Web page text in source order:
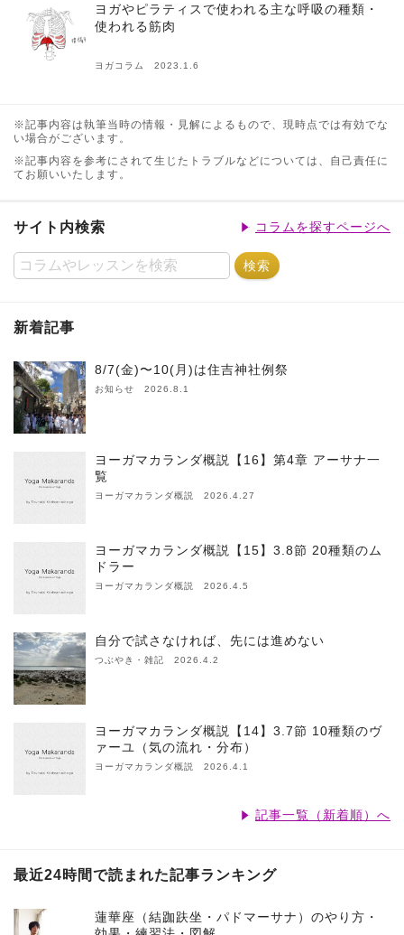
ヨガやピラティスで使われる主な呼吸の種類・
使われる筋肉
ヨガコラム 2023.1.6
※記事内容は執筆当時の情報・見解によるもので、現時点では有効でな
い場合がございます。
※記事内容を参考にされて生じたトラブルなどについては、自己責任に
てお願いいたします。
サイト内検索 コラムを探すページへ
新着記事
8/7(金)〜10(月)は住吉神社例祭
お知らせ 2026.8.1
ヨーガマカランダ概説【16】第4章 アーサナ一
覧
ヨーガマカランダ概説 2026.4.27
ヨーガマカランダ概説【15】3.8節 20種類のム
ドラー
ヨーガマカランダ概説 2026.4.5
自分で試さなければ、先には進めない
つぶやき・雑記 2026.4.2
ヨーガマカランダ概説【14】3.7節 10種類のヴ
ァーユ（気の流れ・分布）
ヨーガマカランダ概説 2026.4.1
記事一覧（新着順）へ
最近24時間で読まれた記事ランキング
蓮華座（結跏趺坐・パドマーサナ）のやり方・